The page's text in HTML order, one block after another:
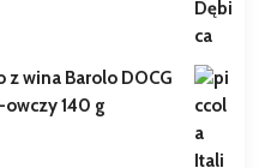
z wina Barolo DOCG
140 g